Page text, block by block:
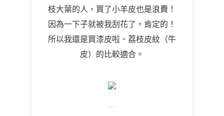
枝大葉的人，買了小羊皮也是浪費！
因為一下子就被我刮花了，肯定的！
所以我還是買漆皮啦、荔枝皮紋（牛
皮）的比較適合。